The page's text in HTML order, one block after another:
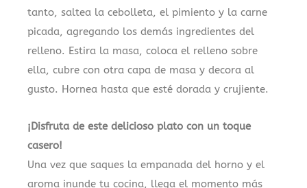
tanto, saltea la cebolleta, el pimiento y la carne
picada, agregando los demás ingredientes del
relleno. Estira la masa, coloca el relleno sobre
ella, cubre con otra capa de masa y decora al
gusto. Hornea hasta que esté dorada y crujiente.
¡Disfruta de este delicioso plato con un toque
casero!
Una vez que saques la empanada del horno y el
aroma inunde tu cocina, llega el momento más